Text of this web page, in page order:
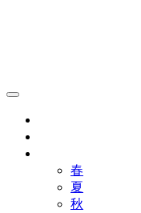
春
夏
秋